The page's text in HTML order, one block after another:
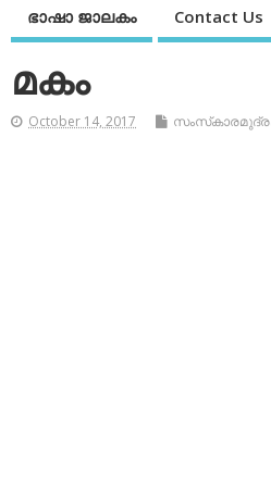
ഭാഷാ ജാലകം Contact Us
മകം
October 14, 2017